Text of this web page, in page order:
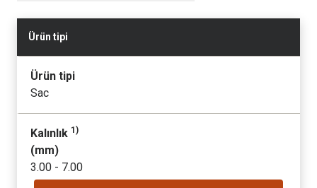
Ürün tipi
Ürün tipi
Sac
Kalınlık 1)
(mm)
3.00 - 7.00